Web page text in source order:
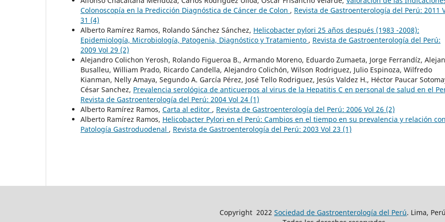
Colonoscopía en la Predicción Diagnóstica de Cáncer de Colon , Revista de Gastroenterología del Perú: 2011
31 (4)
Alberto Ramírez Ramos, Rolando Sánchez Sánchez, Helicobacter pylori 25 años después (1983 -2008):
Epidemiología, Microbiología, Patogenia, Diagnóstico y Tratamiento , Revista de Gastroenterología del Perú:
2009 Vol 29 (2)
Alejandro Colichon Yerosh, Rolando Figueroa B., Armando Moreno, Eduardo Zumaeta, Jorge Ferrandíz,
Busalleu, William Prado, Ricardo Candella, Alejandro Colichón, Wilson Rodriguez, Julio Espinoza, Wilfredo
Kianman, Nelly Amaya, Segundo A. García Pérez, José Tello Rodriguez, Jesús Valdez H., Héctor Paucar
César Sanchez, Prevalencia serológica de anticuerpos al virus de la Hepatitis C en personal de salud en el
Revista de Gastroenterología del Perú: 2004 Vol 24 (1)
Alberto Ramírez Ramos, Carta al editor , Revista de Gastroenterología del Perú: 2006 Vol 26 (2)
Alberto Ramírez Ramos, Helicobacter Pylori en el Perú: Cambios en el tiempo en su prevalencia y relación
Patología Gastroduodenal , Revista de Gastroenterología del Perú: 2003 Vol 23 (1)
Copyright 2022 Sociedad de Gastroenterología del Perú. Lima,